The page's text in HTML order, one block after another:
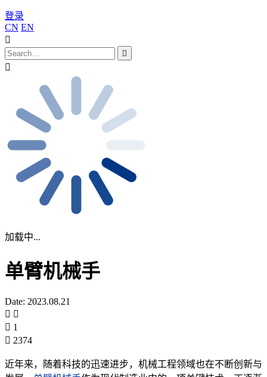
登录
CN EN
加载中...
单臂机械手
Date: 2023.08.21
1
2374
近年来，随着科技的迅速进步，机械工程领域也在不断创新与